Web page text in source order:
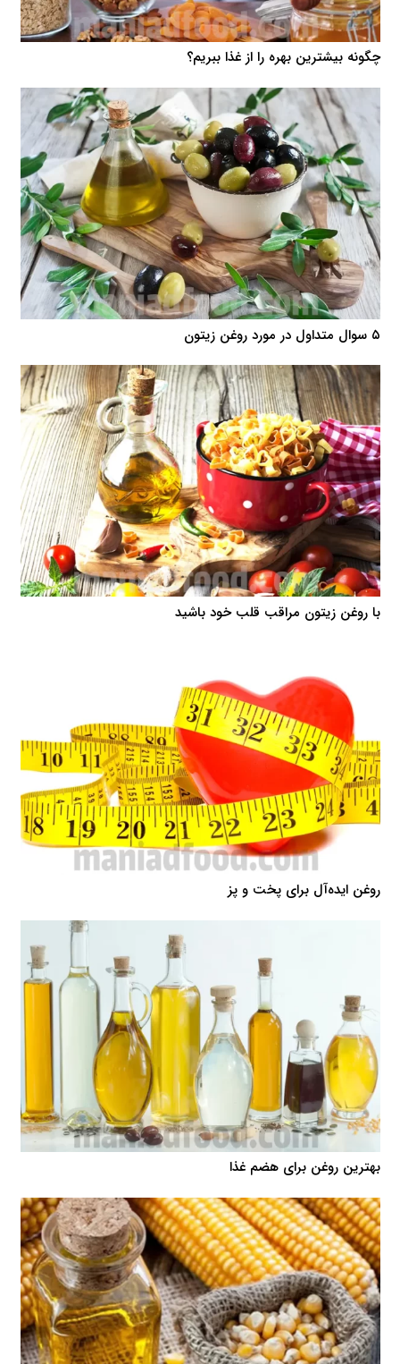
چگونه بیشترین بهره را از غذا ببریم؟
۵ سوال متداول در مورد روغن زیتون
با روغن زیتون مراقب قلب خود باشید
روغن ایده‌آل برای پخت و پز
بهترین روغن برای هضم غذا